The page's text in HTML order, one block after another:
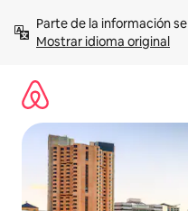
contenidoMostrar idioma original